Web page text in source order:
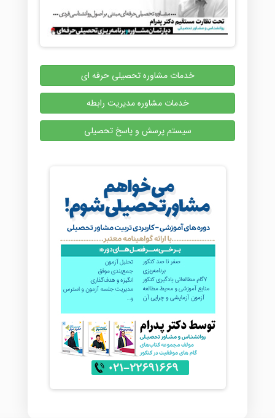
خدمات مشاوره تحصیلی حرفه ای
خدمات مشاوره مدیریت رابطه
سیستم پرسش و پاسخ تحصیلی